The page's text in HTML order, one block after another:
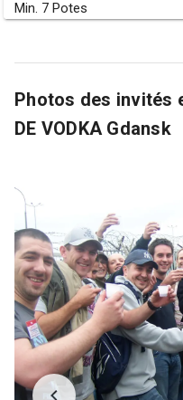
Min. 7 Potes
Photos des invités
DE VODKA Gdansk